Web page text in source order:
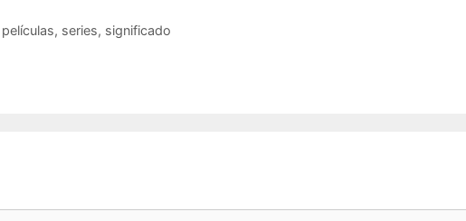
películas, series, significado